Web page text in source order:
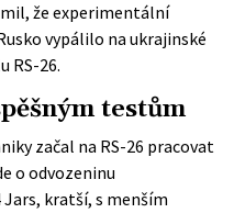
že experimentální
vypálilo na ukrajinské
RS-26.
testům
začal na RS-26 pracovat
o odvozeninu
kratší, s menším